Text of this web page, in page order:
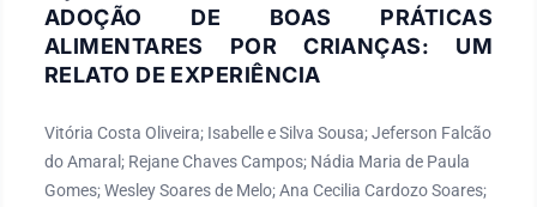
ADOÇÃO DE BOAS PRÁTICAS
ALIMENTARES POR CRIANÇAS: UM
RELATO DE EXPERIÊNCIA
Vitória Costa Oliveira; Isabelle e Silva Sousa; Jeferson Falcão
do Amaral; Rejane Chaves Campos; Nádia Maria de Paula
Gomes; Wesley Soares de Melo; Ana Cecilia Cardozo Soares;